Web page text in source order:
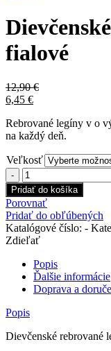
fialové
12,90€
6,45 €
Rebrované legíny v o
na každý deň.
Veľkosť
množstvo
Dievčenské
rebrované
legíny
fialové
Pridať do košíka
Porovnať
Pridať do obľúbených
Katalógové číslo: -
Zdieľať
Popis
Ďalšie informácie
Doprava a
Popis
Dievčenské rebrované